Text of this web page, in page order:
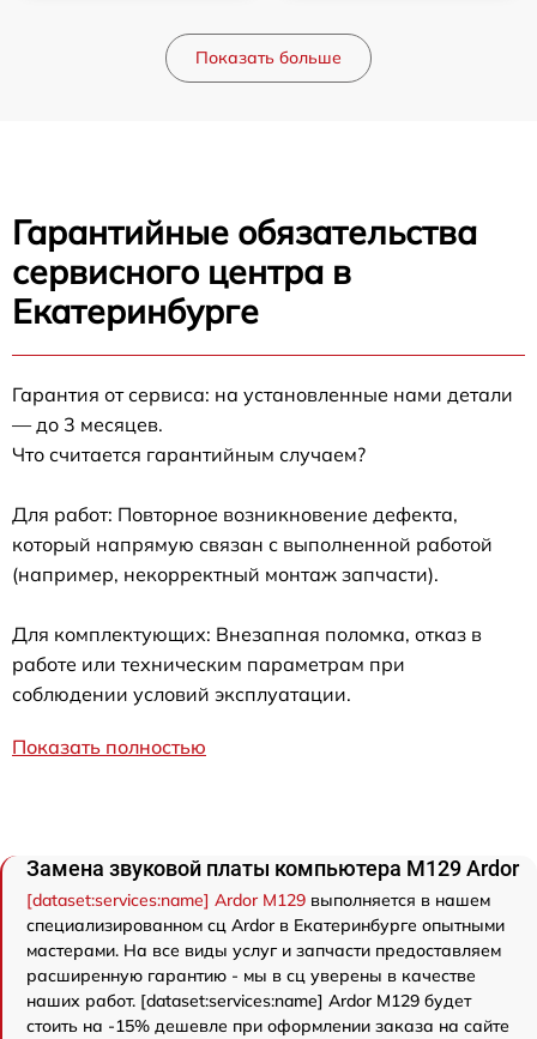
Показать больше
Гарантийные обязательства
сервисного центра в
Екатеринбурге
Гарантия от сервиса: на установленные нами детали
— до 3 месяцев.
Что считается гарантийным случаем?
Для работ: Повторное возникновение дефекта,
который напрямую связан с выполненной работой
(например, некорректный монтаж запчасти).
Для комплектующих: Внезапная поломка, отказ в
работе или техническим параметрам при
соблюдении условий эксплуатации.
Показать полностью
Замена звуковой платы компьютера M129 Ardor
[dataset:services:name] Ardor M129 выполняется в нашем
специализированном сц Ardor в Екатеринбурге опытными
мастерами. На все виды услуг и запчасти предоставляем
расширенную гарантию - мы в сц уверены в качестве
наших работ. [dataset:services:name] Ardor M129 будет
стоить на -15% дешевле при оформлении заказа на сайте